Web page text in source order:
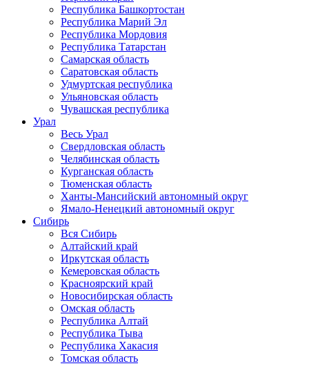
Республика Башкортостан
Республика Марий Эл
Республика Мордовия
Республика Татарстан
Самарская область
Саратовская область
Удмуртская республика
Ульяновская область
Чувашская республика
Урал
Весь Урал
Свердловская область
Челябинская область
Курганская область
Тюменская область
Ханты-Мансийский автономный округ
Ямало-Ненецкий автономный округ
Сибирь
Вся Сибирь
Алтайский край
Иркутская область
Кемеровская область
Красноярский край
Новосибирская область
Омская область
Республика Алтай
Республика Тыва
Республика Хакасия
Томская область